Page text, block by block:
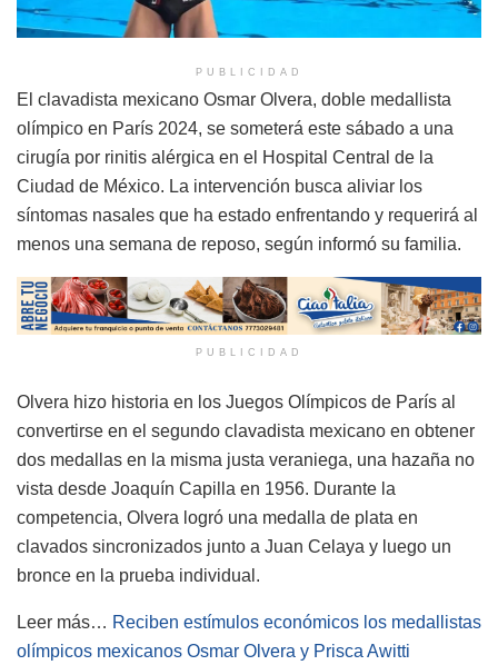
PUBLICIDAD
El clavadista mexicano Osmar Olvera, doble medallista
olímpico en París 2024, se someterá este sábado a una
cirugía por rinitis alérgica en el Hospital Central de la
Ciudad de México. La intervención busca aliviar los
síntomas nasales que ha estado enfrentando y requerirá al
menos una semana de reposo, según informó su familia.
PUBLICIDAD
Olvera hizo historia en los Juegos Olímpicos de París al
convertirse en el segundo clavadista mexicano en obtener
dos medallas en la misma justa veraniega, una hazaña no
vista desde Joaquín Capilla en 1956. Durante la
competencia, Olvera logró una medalla de plata en
clavados sincronizados junto a Juan Celaya y luego un
bronce en la prueba individual.
Leer más… Reciben estímulos económicos los medallistas
olímpicos mexicanos Osmar Olvera y Prisca Awitti